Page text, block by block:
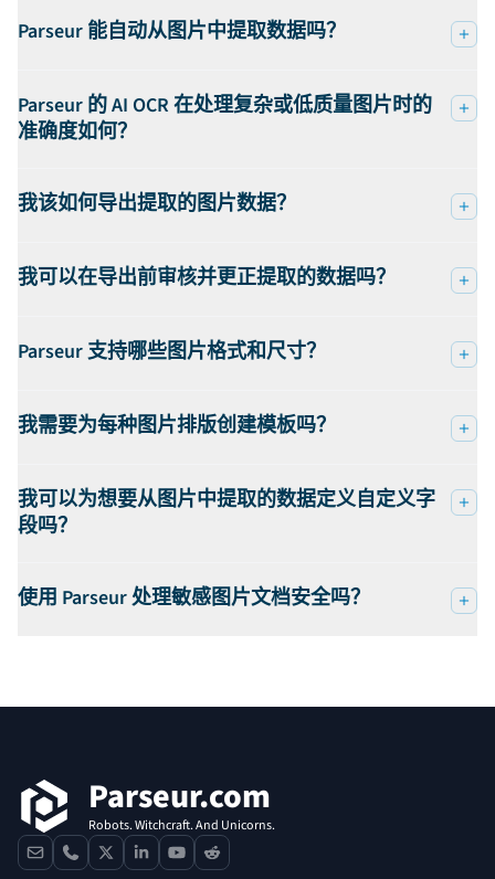
Parseur 能自动从图片中提取数据吗？
Parseur 的 AI OCR 在处理复杂或低质量图片时的
准确度如何？
我该如何导出提取的图片数据？
我可以在导出前审核并更正提取的数据吗？
Parseur 支持哪些图片格式和尺寸？
我需要为每种图片排版创建模板吗？
我可以为想要从图片中提取的数据定义自定义字
段吗？
使用 Parseur 处理敏感图片文档安全吗？
Parseur.com
Robots. Witchcraft. And Unicorns.
contactphone
x linkedinyoutube
reddit